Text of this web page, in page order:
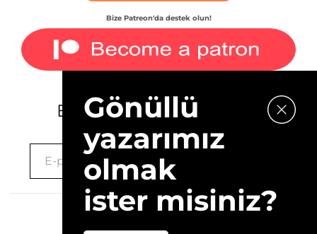
Bize Patreon'da destek olun!
E-bültenimize kaydolun.
Gönüllü
yazarımız
olmak
ister misiniz?